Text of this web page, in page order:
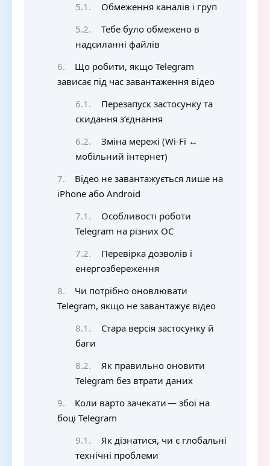
Обмеження каналів і груп
Тебе було обмежено в
надсиланні файлів
Що робити, якщо Telegram
зависає під час завантаження відео
Перезапуск застосунку та
скидання з’єднання
Зміна мережі (Wi‑Fi ↔
мобільний інтернет)
Відео не завантажується лише на
iPhone або Android
Особливості роботи
Telegram на різних ОС
Перевірка дозволів і
енергозбереження
Чи потрібно оновлювати
Telegram, якщо не завантажує відео
Стара версія застосунку й
баги
Як правильно оновити
Telegram без втрати даних
Коли варто зачекати — збої на
боці Telegram
Як дізнатися, чи є глобальні
технічні проблеми